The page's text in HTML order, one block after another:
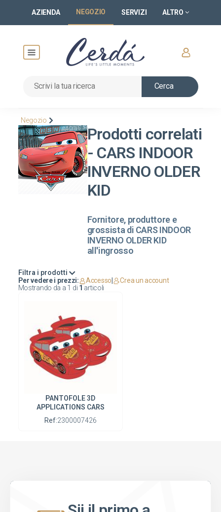
AZIENDA NEGOZIO SERVIZI ALTRO
Cerca
Negozio
Prodotti correlati
- CARS INDOOR
INVERNO OLDER
KID
Fornitore, produttore e
grossista di CARS INDOOR
INVERNO OLDER KID
all'ingrosso
Filtra i prodotti
Mostrando da a 1 di 1 articoli
Per vedere i prezzi: Accesso Crea un account
PANTOFOLE 3D
APPLICATIONS CARS
Ref:2300007426